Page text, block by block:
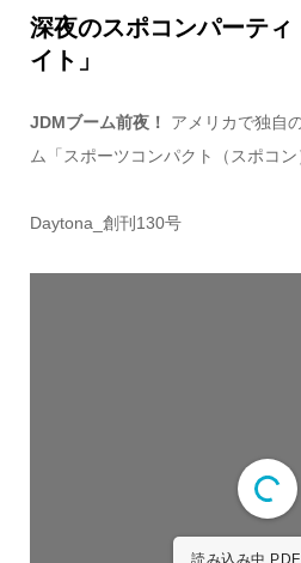
深夜のスポコンパーテ
イト」
JDMブーム前夜！
アメリカで独自
ム「スポーツコンパクト（スポコン
Daytona_創刊130号